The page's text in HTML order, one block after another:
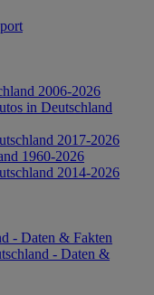
2006-2026
in Deutschland
2017-2026
1960-2026
2014-2026
- Daten & Fakten
- Daten &